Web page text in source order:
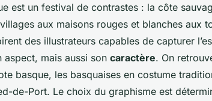
est un festival de contrastes : la côte
aux maisons rouges et blanches aux
des illustrateurs capables de capturer
aspect, mais aussi son caractère. On
basque, les basquaises en costume
de-Port. Le choix du graphisme est